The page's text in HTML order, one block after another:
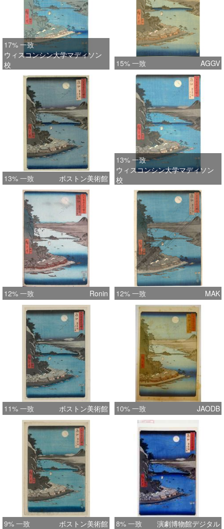
17% 一致
ウィスコンシン大学マディソン
校
15% 一致 AGGV
13% 一致 ボストン美術館
13% 一致
ウィスコンシン大学マディソン
校
12% 一致 Ronin 12% 一致 MAK
11% 一致 ボストン美術館 10% 一致 JAODB
9% 一致 ボストン美術館 8% 一致 演劇博物館デジタル